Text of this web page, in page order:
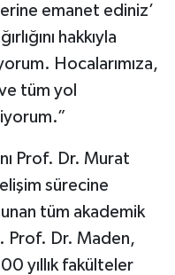
emanet ediniz’
hakkıyla
Hocalarımıza,
tüm yol
Prof. Dr. Murat
sürecine
tüm akademik
Prof. Dr. Maden,
yıllık fakülteler